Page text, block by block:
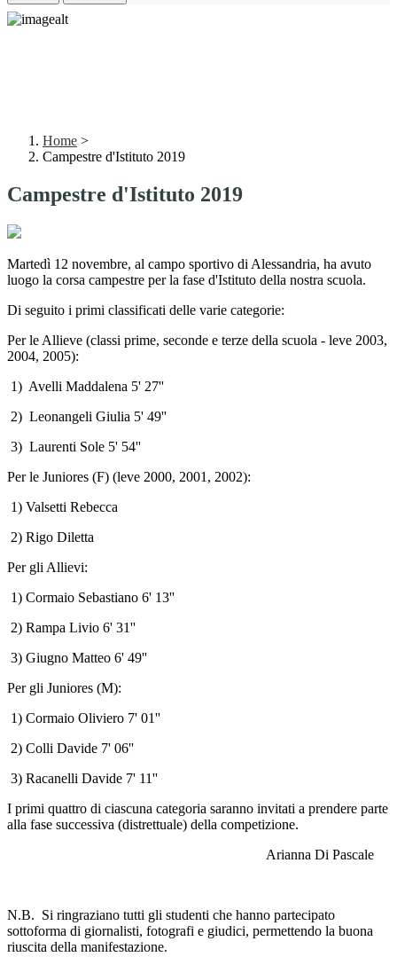
Home >
Campestre d'Istituto 2019
Campestre d'Istituto 2019
Martedì 12 novembre, al campo sportivo di Alessandria, ha avuto
luogo la corsa campestre per la fase d'Istituto della nostra scuola.
Di seguito i primi classificati delle varie categorie:
Per le Allieve (classi prime, seconde e terze della scuola - leve 2003,
2004, 2005):
1) Avelli Maddalena 5' 27''
2) Leonangeli Giulia 5' 49''
3) Laurenti Sole 5' 54''
Per le Juniores (F) (leve 2000, 2001, 2002):
1) Valsetti Rebecca
2) Rigo Diletta
Per gli Allievi:
1) Cormaio Sebastiano 6' 13''
2) Rampa Livio 6' 31''
3) Giugno Matteo 6' 49''
Per gli Juniores (M):
1) Cormaio Oliviero 7' 01''
2) Colli Davide 7' 06''
3) Racanelli Davide 7' 11''
I primi quattro di ciascuna categoria saranno invitati a prendere parte
alla fase successiva (distrettuale) della competizione.
Arianna Di Pascale
N.B. Si ringraziano tutti gli studenti che hanno partecipato
sottoforma di giornalisti, fotografi e giudici, permettendo la buona
riuscita della manifestazione.